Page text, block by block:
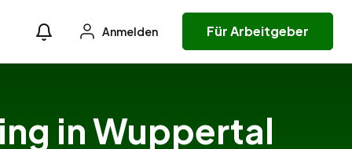
Anmelden Für Arbeitgeber
in Wuppertal